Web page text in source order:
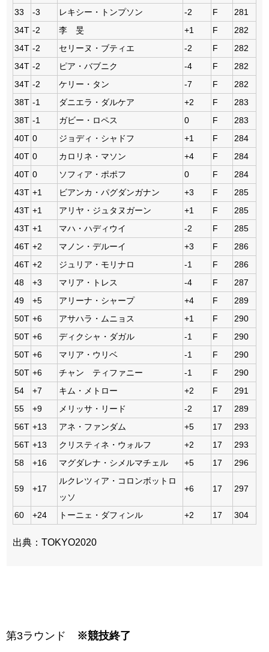
33
-3 レキシー・トンプソン -2 F
281
34T -2 李 旻 +1 F
282
34T -2 セリーヌ・ブティエ -2 F
282
34T -2 ピア・バブニク -4 F
282
34T -2 ケリー・タン -7 F
282
38T -1 ダニエラ・ダルケア +2 F
283
38T -1 ガビー・ロペス 0 F
283
40T 0 ジョディ・シャドフ +1 F
284
40T 0 カロリネ・マソン +4 F
284
40T 0 ソフィア・ポポフ 0 F
284
43T +1 ビアンカ・パグダンガナン +3 F
285
43T +1 アリヤ・ジュタヌガーン +1 F
285
43T +1 マハ・ハディウイ -2 F
285
46T +2 マノン・デルーイ +3 F
286
46T +2 ジュリア・モリナロ -1 F
286
48
+3 マリア・トレス -4 F
287
49
+5 アリーナ・シャープ +4 F
289
50T +6 アサハラ・ムニョス +1 F
290
50T +6 ディクシャ・ダガル -1 F
290
50T +6 マリア・ウリベ -1 F
290
50T +6 チャン ティファニー -1 F
290
54
+7 キム・メトロー +2 F
291
55
+9 メリッサ・リード -2 17
289
56T +13 アネ・ファンダム +5 17
293
56T +13 クリスティネ・ウォルフ +2 17
293
58
+16 マグダレナ・シメルマチェル +5 17 296
59 +17
ルクレツィア・コロンボットロ
ッソ
+6 17 297
60 +24 トーニェ・ダフィンル +2 17 304
出典：TOKYO2020
第3ラウンド ※競技終了